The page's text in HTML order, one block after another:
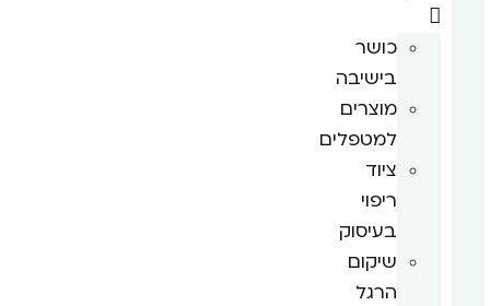
כושר
בישיבה
מוצרים
למטפלים
ציוד
ריפוי
בעיסוק
שיקום
הרגל